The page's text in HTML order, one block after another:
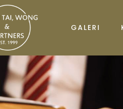
GALERI